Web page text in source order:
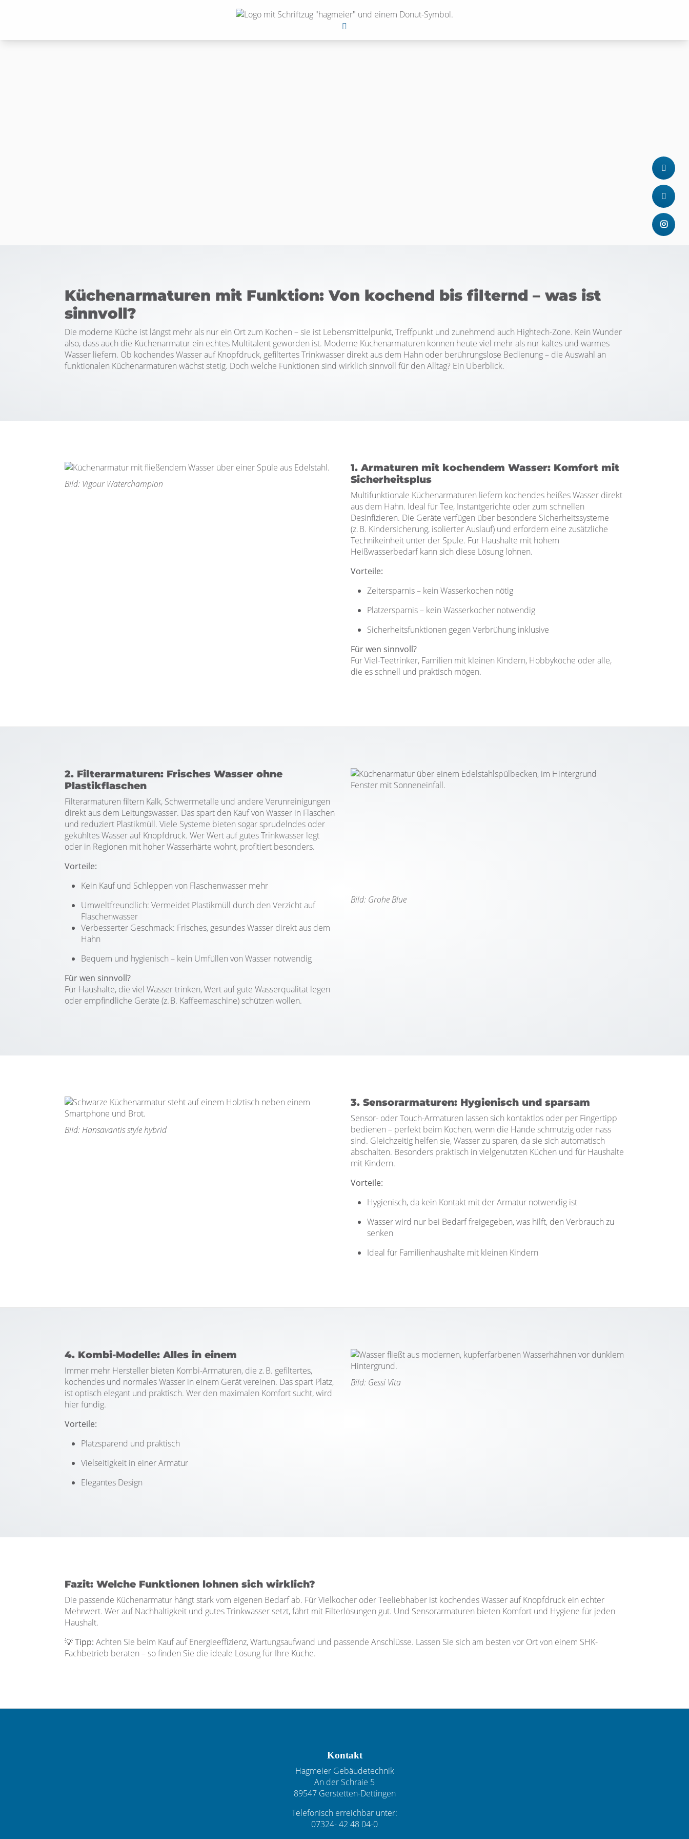
Küchenarmaturen mit Funktion: Von kochend bis filternd – was ist
sinnvoll?
Die moderne Küche ist längst mehr als nur ein Ort zum Kochen – sie ist Lebensmittelpunkt, Treffpunkt und zunehmend auch Hightech-Zone. Kein Wunder
also, dass auch die Küchenarmatur ein echtes Multitalent geworden ist. Moderne Küchenarmaturen können heute viel mehr als nur kaltes und warmes
Wasser liefern. Ob kochendes Wasser auf Knopfdruck, gefiltertes Trinkwasser direkt aus dem Hahn oder berührungslose Bedienung – die Auswahl an
funktionalen Küchenarmaturen wächst stetig. Doch welche Funktionen sind wirklich sinnvoll für den Alltag? Ein Überblick.
Bild: Vigour Waterchampion
1. Armaturen mit kochendem Wasser: Komfort mit
Sicherheitsplus
Multifunktionale Küchenarmaturen liefern kochendes heißes Wasser direkt
aus dem Hahn. Ideal für Tee, Instantgerichte oder zum schnellen
Desinfizieren. Die Geräte verfügen über besondere Sicherheitssysteme
(z. B. Kindersicherung, isolierter Auslauf) und erfordern eine zusätzliche
Technikeinheit unter der Spüle. Für Haushalte mit hohem
Heißwasserbedarf kann sich diese Lösung lohnen.
Vorteile:
Zeitersparnis – kein Wasserkochen nötig
Platzersparnis – kein Wasserkocher notwendig
Sicherheitsfunktionen gegen Verbrühung inklusive
Für wen sinnvoll?
Für Viel-Teetrinker, Familien mit kleinen Kindern, Hobbyköche oder alle,
die es schnell und praktisch mögen.
2. Filterarmaturen: Frisches Wasser ohne
Plastikflaschen
Filterarmaturen filtern Kalk, Schwermetalle und andere Verunreinigungen
direkt aus dem Leitungswasser. Das spart den Kauf von Wasser in Flaschen
und reduziert Plastikmüll. Viele Systeme bieten sogar sprudelndes oder
gekühltes Wasser auf Knopfdruck. Wer Wert auf gutes Trinkwasser legt
oder in Regionen mit hoher Wasserhärte wohnt, profitiert besonders.
Vorteile:
Kein Kauf und Schleppen von Flaschenwasser mehr
Umweltfreundlich: Vermeidet Plastikmüll durch den Verzicht auf
Flaschenwasser
Verbesserter Geschmack: Frisches, gesundes Wasser direkt aus dem
Hahn
Bequem und hygienisch – kein Umfüllen von Wasser notwendig
Für wen sinnvoll?
Für Haushalte, die viel Wasser trinken, Wert auf gute Wasserqualität legen
oder empfindliche Geräte (z. B. Kaffeemaschine) schützen wollen.
Bild: Grohe Blue
BiId: Hansavantis style hybrid
3. Sensorarmaturen: Hygienisch und sparsam
Sensor- oder Touch-Armaturen lassen sich kontaktlos oder per Fingertipp
bedienen – perfekt beim Kochen, wenn die Hände schmutzig oder nass
sind. Gleichzeitig helfen sie, Wasser zu sparen, da sie sich automatisch
abschalten. Besonders praktisch in vielgenutzten Küchen und für Haushalte
mit Kindern.
Vorteile:
Hygienisch, da kein Kontakt mit der Armatur notwendig ist
Wasser wird nur bei Bedarf freigegeben, was hilft, den Verbrauch zu
senken
Ideal für Familienhaushalte mit kleinen Kindern
4. Kombi-Modelle: Alles in einem
Immer mehr Hersteller bieten Kombi-Armaturen, die z. B. gefiltertes,
kochendes und normales Wasser in einem Gerät vereinen. Das spart Platz,
ist optisch elegant und praktisch. Wer den maximalen Komfort sucht, wird
hier fündig.
Vorteile:
Platzsparend und praktisch
Vielseitigkeit in einer Armatur
Elegantes Design
Bild: Gessi Vita
Fazit: Welche Funktionen lohnen sich wirklich?
Die passende Küchenarmatur hängt stark vom eigenen Bedarf ab. Für Vielkocher oder Teeliebhaber ist kochendes Wasser auf Knopfdruck ein echter
Mehrwert. Wer auf Nachhaltigkeit und gutes Trinkwasser setzt, fährt mit Filterlösungen gut. Und Sensorarmaturen bieten Komfort und Hygiene für jeden
Haushalt.
💡Tipp: Achten Sie beim Kauf auf Energieeffizienz, Wartungsaufwand und passende Anschlüsse. Lassen Sie sich am besten vor Ort von einem SHK-
Fachbetrieb beraten – so finden Sie die ideale Lösung für Ihre Küche.
Kontakt
Hagmeier Gebäudetechnik
An der Schraie 5
89547 Gerstetten-Dettingen
Telefonisch erreichbar unter:
07324- 42 48 04-0